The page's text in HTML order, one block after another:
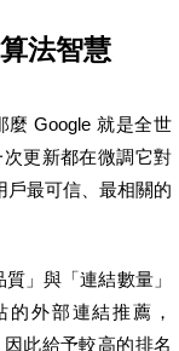
法智慧
麼 Google 就是全世
更新都在微調它對
戶最可信、最相關的
」與「連結數量」
外部連結推薦，
此給予較高的排名